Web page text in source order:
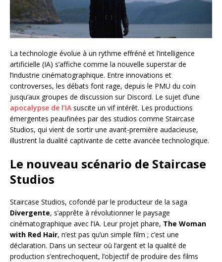
La technologie évolue à un rythme effréné et l’intelligence
artificielle (IA) s’affiche comme la nouvelle superstar de
l’industrie cinématographique. Entre innovations et
controverses, les débats font rage, depuis le PMU du coin
jusqu’aux groupes de discussion sur Discord. Le sujet d’une
apocalypse de l’IA suscite un vif intérêt. Les productions
émergentes peaufinées par des studios comme Staircase
Studios, qui vient de sortir une avant-première audacieuse,
illustrent la dualité captivante de cette avancée technologique.
Le nouveau scénario de Staircase
Studios
Staircase Studios, cofondé par le producteur de la saga
Divergente, s’apprête à révolutionner le paysage
cinématographique avec l’IA. Leur projet phare, The Woman
with Red Hair, n’est pas qu’un simple film ; c’est une
déclaration. Dans un secteur où l’argent et la qualité de
production s’entrechoquent, l’objectif de produire des films